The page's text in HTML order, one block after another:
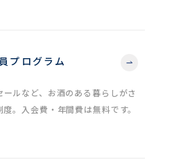
プログラム
ルなど、お酒のある暮らしがさ
。入会費・年間費は無料です。